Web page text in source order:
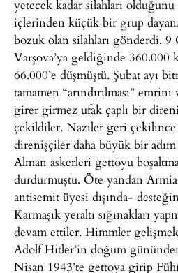
yetecek kadar silahları
içlerinden küçük bir grup
bozuk olan silahları gönderdi.
Varşova’ya geldiğinde 360.000
66.000’e düşmüştü. Şubat ayı
tamamen “arındırılması”
girer girmez ufak çaplı bir
çekildiler. Naziler geri
direnişçiler daha büyük bir
Alman askerleri gettoyu
durdurmuştu. Öte yandan
antisemit üyesi dışında-
Karmaşık yeraltı sığınakları
devam ettiler. Himmler
Adolf Hitler’in doğum
Nisan 1943’te gettoya girip